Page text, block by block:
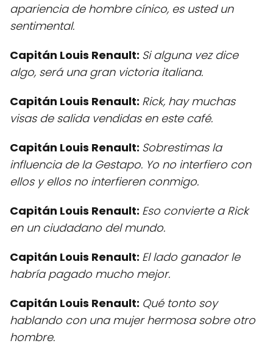
apariencia de hombre cínico, es usted un
sentimental.
Capitán Louis Renault: Si alguna vez dice
algo, será una gran victoria italiana.
Capitán Louis Renault: Rick, hay muchas
visas de salida vendidas en este café.
Capitán Louis Renault: Sobrestimas la
influencia de la Gestapo. Yo no interfiero con
ellos y ellos no interfieren conmigo.
Capitán Louis Renault: Eso convierte a Rick
en un ciudadano del mundo.
Capitán Louis Renault: El lado ganador le
habría pagado mucho mejor.
Capitán Louis Renault: Qué tonto soy
hablando con una mujer hermosa sobre otro
hombre.